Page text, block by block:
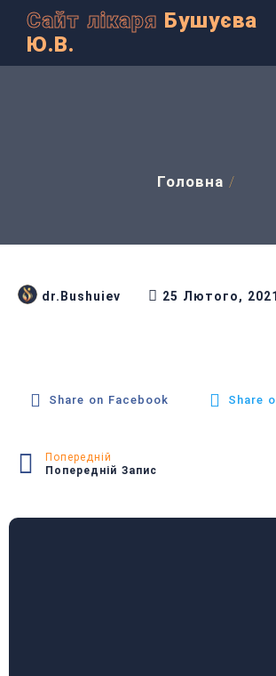
Сайт лікаря Бушуєва
Ю.В.
Головна /
dr.Bushuiev 25 Лютого, 2021
Share on Facebook Share
Попередній
Попередній Запис